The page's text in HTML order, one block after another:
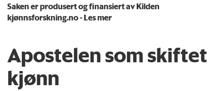
Saken er produsert og finansiert av Kilden
kjønnsforskning.no- Les mer
Apostelen som skiftet
kjønn